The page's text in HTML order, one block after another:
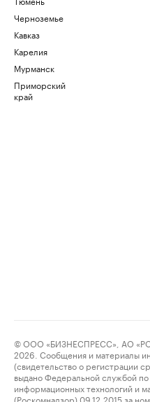
Черноземье
Кавказ
Карелия
Мурманск
Приморский
край
© ООО «БИЗНЕСПРЕСС», АО
2026. Сообщения и материалы
(свидетельство о регистрации
выдано Федеральной службой по
информационных технологий и
(Роскомнадзор) 09.12.2015 за